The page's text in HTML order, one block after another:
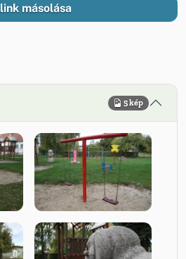
link másolása
5 kép